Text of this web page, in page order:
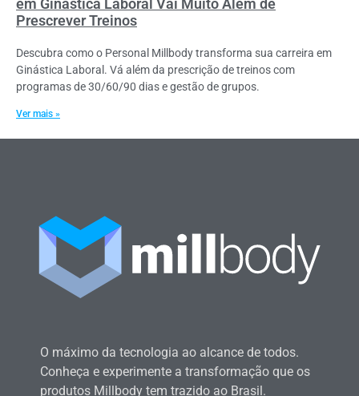
em Ginástica Laboral Vai Muito Além de
Prescrever Treinos
Descubra como o Personal Millbody transforma sua carreira em
Ginástica Laboral. Vá além da prescrição de treinos com
programas de 30/60/90 dias e gestão de grupos.
Ver mais »
O máximo da tecnologia ao alcance de todos.
Conheça e experimente a transformação que os
produtos Millbody tem trazido ao Brasil.